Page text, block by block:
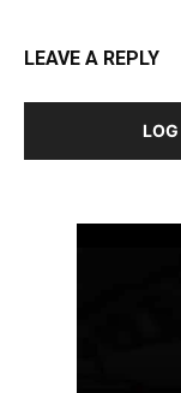
LEAVE A REPLY